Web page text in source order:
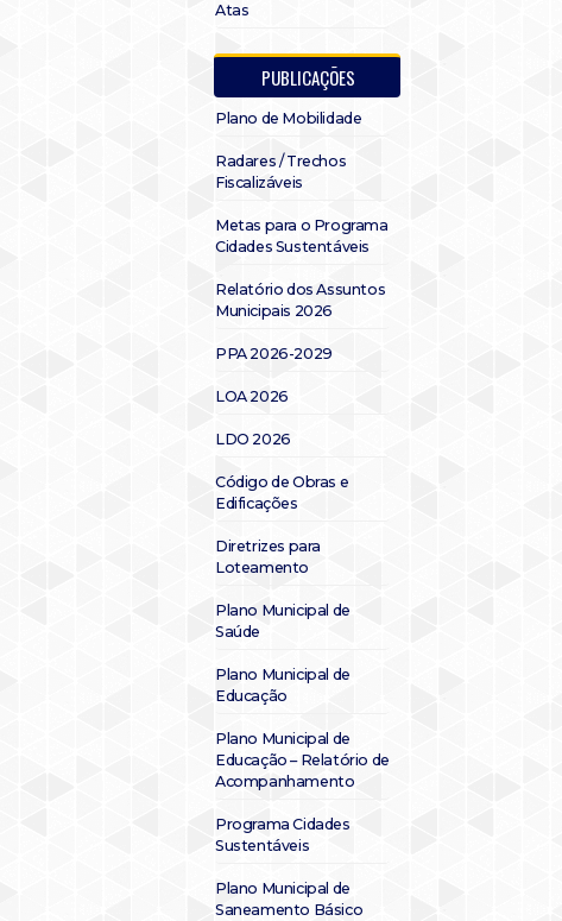
Atas
PUBLICAÇÕES
Plano de Mobilidade
Radares / Trechos
Fiscalizáveis
Metas para o Programa
Cidades Sustentáveis
Relatório dos Assuntos
Municipais 2026
PPA 2026-2029
LOA 2026
LDO 2026
Código de Obras e
Edificações
Diretrizes para
Loteamento
Plano Municipal de
Saúde
Plano Municipal de
Educação
Plano Municipal de
Educação – Relatório de
Acompanhamento
Programa Cidades
Sustentáveis
Plano Municipal de
Saneamento Básico